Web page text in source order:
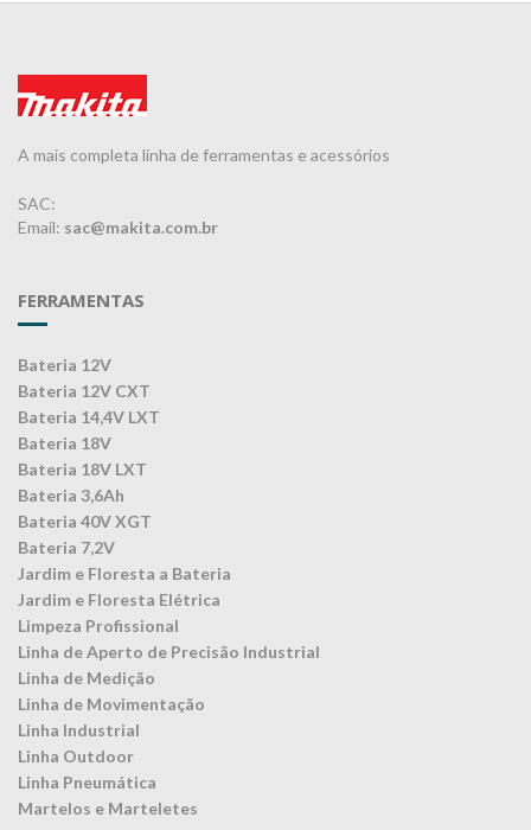
A mais completa linha de ferramentas e acessórios
SAC:
Email: sac@makita.com.br
FERRAMENTAS
Bateria 12V
Bateria 12V CXT
Bateria 14,4V LXT
Bateria 18V
Bateria 18V LXT
Bateria 3,6Ah
Bateria 40V XGT
Bateria 7,2V
Jardim e Floresta a Bateria
Jardim e Floresta Elétrica
Limpeza Profissional
Linha de Aperto de Precisão Industrial
Linha de Medição
Linha de Movimentação
Linha Industrial
Linha Outdoor
Linha Pneumática
Martelos e Marteletes